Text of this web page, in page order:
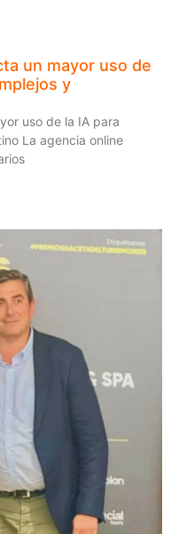
un mayor uso de
y
uso de la IA para
La agencia online